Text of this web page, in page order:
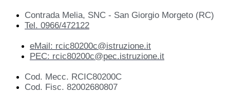
Contrada Melia, SNC - San Giorgio Morgeto (RC)
Tel. 0966/472122
eMail: rcic80200c@istruzione.it
PEC: rcic80200c@pec.istruzione.it
Cod. Mecc. RCIC80200C
Cod. Fisc. 82002680807